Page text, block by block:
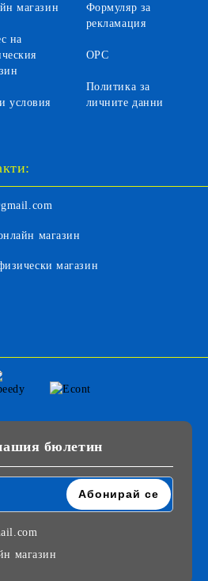
магазин
на
условия
Формуляр за
рекламация
ОРС
Политика за
личните данни
магазин
магазин
бюлетин
магазин